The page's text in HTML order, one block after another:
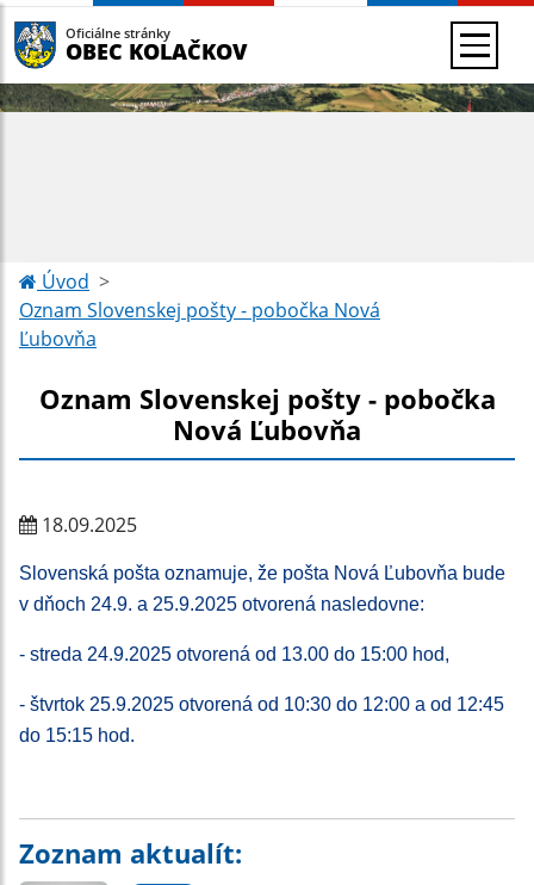
Oficiálne stránky
OBEC KOLAČKOV
Úvod
Oznam Slovenskej pošty - pobočka Nová
Ľubovňa
Oznam Slovenskej pošty - pobočka
Nová Ľubovňa
18.09.2025
Slovenská pošta oznamuje, že pošta Nová Ľubovňa bude
v dňoch 24.9. a 25.9.2025 otvorená nasledovne:
- streda 24.9.2025 otvorená od 13.00 do 15:00 hod,
- štvrtok 25.9.2025 otvorená od 10:30 do 12:00 a od 12:45
do 15:15 hod.
Zoznam aktualít: